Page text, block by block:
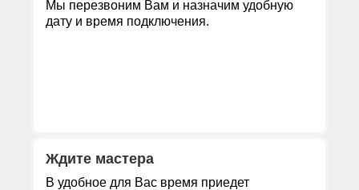
Мы перезвоним Вам и назначим удобную
дату и время подключения.
Ждите мастера
В удобное для Вас время приедет